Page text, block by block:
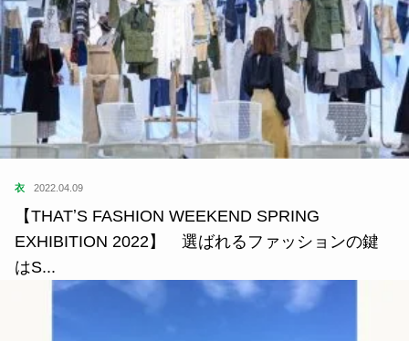
衣 2022.04.09
【THATʼS FASHION WEEKEND SPRING
EXHIBITION 2022】 選ばれるファッションの鍵
はS...